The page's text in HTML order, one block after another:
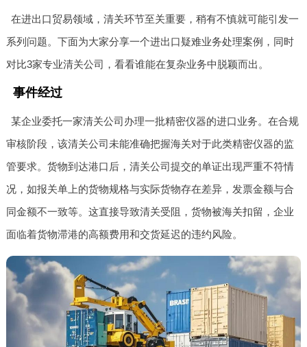
在进出口贸易领域，清关环节至关重要，稍有不慎就可能引发一
系列问题。下面为大家分享一个进出口疑难业务处理案例，同时
对比3家专业清关公司，看看谁能在复杂业务中脱颖而出。
事件经过
某企业委托一家清关公司办理一批精密仪器的进口业务。在合规
审核阶段，该清关公司未能准确把握海关对于此类精密仪器的监
管要求。货物到达港口后，清关公司提交的单证出现严重不符情
况，如报关单上的货物规格与实际货物存在差异，发票金额与合
同金额不一致等。这直接导致清关受阻，货物被海关扣留，企业
面临着货物滞港的高额费用和交货延迟的违约风险。